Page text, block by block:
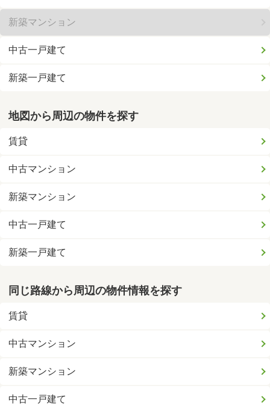
新築マンション
中古一戸建て
新築一戸建て
地図から周辺の物件を探す
賃貸
中古マンション
新築マンション
中古一戸建て
新築一戸建て
同じ路線から周辺の物件情報を探す
賃貸
中古マンション
新築マンション
中古一戸建て